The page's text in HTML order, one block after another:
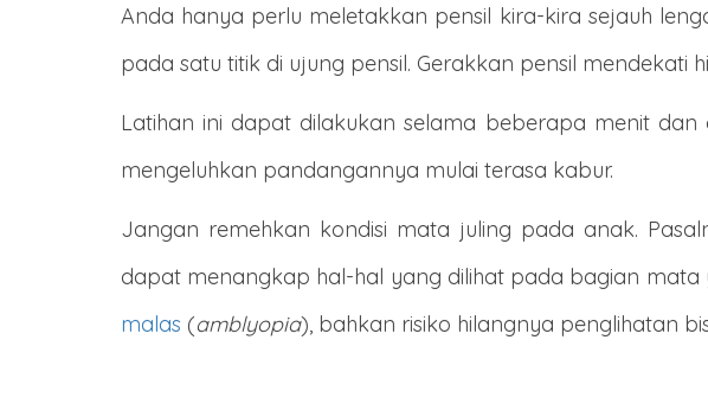
Anda hanya perlu meletakkan pensil kira-kira sejauh
pada satu titik di ujung pensil. Gerakkan pensil mendekati
Latihan ini dapat dilakukan selama beberapa menit
mengeluhkan pandangannya mulai terasa kabur.
Jangan remehkan kondisi mata juling pada anak.
dapat menangkap hal-hal yang dilihat pada bagian
malas (amblyopia), bahkan risiko hilangnya penglihatan